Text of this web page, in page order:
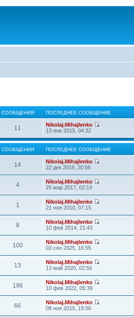
СООБЩЕНИЯ ПОСЛЕДНЕЕ СООБЩЕНИЕ
11
Nikolaj.Mihajlenko
13 янв 2015, 04:32
СООБЩЕНИЯ ПОСЛЕДНЕЕ СООБЩЕНИЕ
14
Nikolaj.Mihajlenko
22 дек 2019, 20:56
4
Nikolaj.Mihajlenko
25 мар 2017, 02:19
1
Nikolaj.Mihajlenko
21 ноя 2010, 07:15
8
Nikolaj.Mihajlenko
10 фев 2014, 21:43
100
Nikolaj.Mihajlenko
03 сен 2025, 16:55
13
Nikolaj.Mihajlenko
13 май 2020, 02:56
196
Nikolaj.Mihajlenko
10 фев 2022, 05:39
66
Nikolaj.Mihajlenko
08 ноя 2015, 19:56